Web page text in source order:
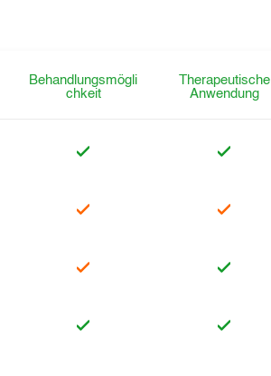
Behandlungsmögli
chkeit
Therapeutische
Anwendung